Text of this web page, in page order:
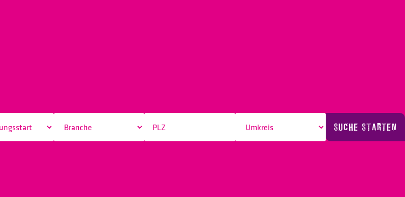
SUCHE STARTEN